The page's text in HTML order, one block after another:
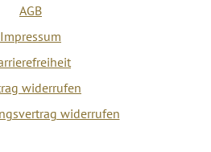
AGB
Impressum
widerrufen
widerrufen